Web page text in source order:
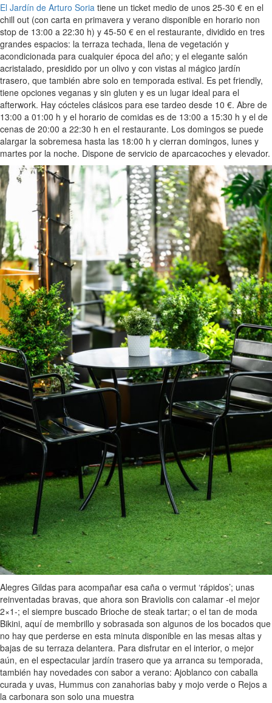
El Jardín de Arturo Soria tiene un ticket medio de unos 25-30 € en el
chill out (con carta en primavera y verano disponible en horario non
stop de 13:00 a 22:30 h) y 45-50 € en el restaurante, dividido en tres
grandes espacios: la terraza techada, llena de vegetación y
acondicionada para cualquier época del año; y el elegante salón
acristalado, presidido por un olivo y con vistas al mágico jardín
trasero, que también abre solo en temporada estival. Es pet friendly,
tiene opciones veganas y sin gluten y es un lugar ideal para el
afterwork. Hay cócteles clásicos para ese tardeo desde 10 €. Abre de
13:00 a 01:00 h y el horario de comidas es de 13:00 a 15:30 h y el de
cenas de 20:00 a 22:30 h en el restaurante. Los domingos se puede
alargar la sobremesa hasta las 18:00 h y cierran domingos, lunes y
martes por la noche. Dispone de servicio de aparcacoches y elevador.
Alegres Gildas para acompañar esa caña o vermut ‘rápidos’; unas
reinventadas bravas, que ahora son Braviolis con calamar -el mejor
2×1-; el siempre buscado Brioche de steak tartar; o el tan de moda
Bikini, aquí de membrillo y sobrasada son algunos de los bocados que
no hay que perderse en esta minuta disponible en las mesas altas y
bajas de su terraza delantera. Para disfrutar en el interior, o mejor
aún, en el espectacular jardín trasero que ya arranca su temporada,
también hay novedades con sabor a verano: Ajoblanco con caballa
curada y uvas, Hummus con zanahorias baby y mojo verde o Rejos a
la carbonara son solo una muestra